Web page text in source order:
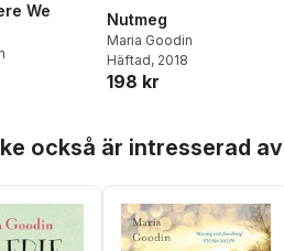
We
Nutmeg
Maria Goodin
Häftad, 2018
198 kr
också är intresserad av